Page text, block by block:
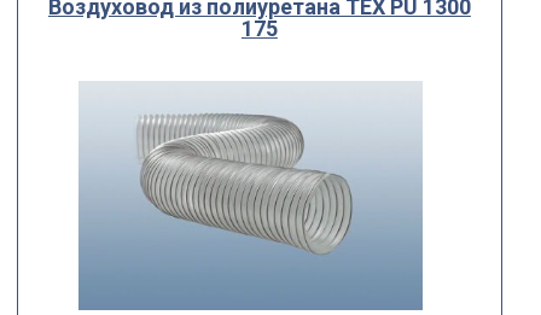
Воздуховод из полиуретана ТЕХ PU 1300
175